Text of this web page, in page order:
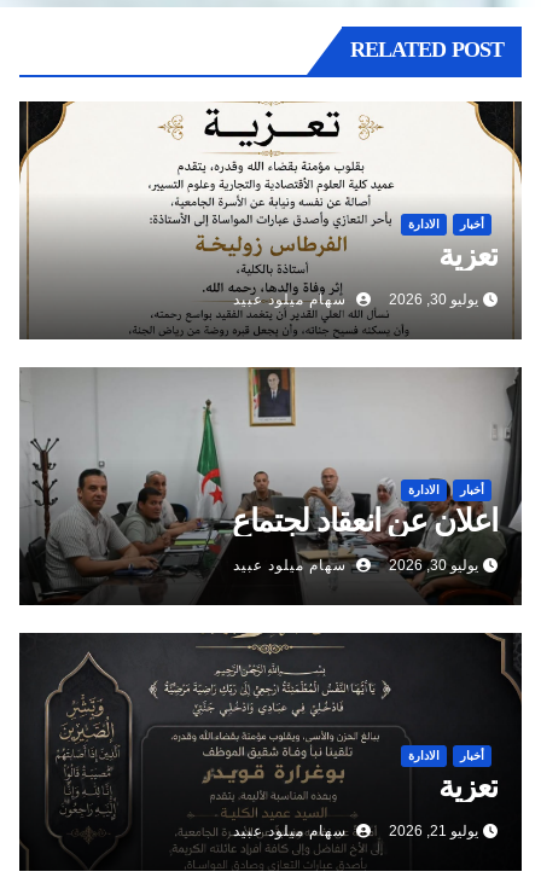
RELATED POST
أخبار الادارة
تعزية
يوليو 30, 2026 سهام ميلود عبيد
أخبار الادارة
اعلان عن انعقاد لجتماع
يوليو 30, 2026 سهام ميلود عبيد
أخبار الادارة
تعزية
يوليو 21, 2026 سهام ميلود عبيد